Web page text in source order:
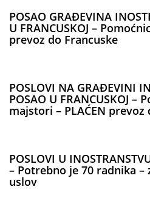
POSAO GRAĐEVINA
U FRANCUSKOJ –
prevoz do Francuske
POSLOVI NA GRAĐEVINI
POSAO U FRANCUSKOJ
majstori – PLAĆEN prevoz
POSLOVI U
– Potrebno je 70 radnika –
uslov